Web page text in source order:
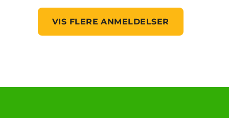
VIS FLERE ANMELDELSER